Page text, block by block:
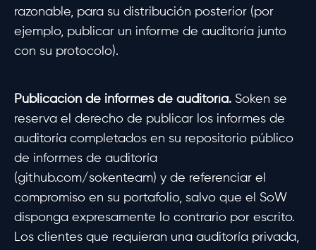
razonable, para su distribución posterior (por
ejemplo, publicar un informe de auditoría junto
con su protocolo).
Publicación de informes de auditoría. Soken se
reserva el derecho de publicar los informes de
auditoría completados en su repositorio público
de informes de auditoría
(github.com/sokenteam) y de referenciar el
compromiso en su portafolio, salvo que el SoW
disponga expresamente lo contrario por escrito.
Los clientes que requieran una auditoría privada,